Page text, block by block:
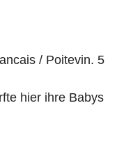
/ Poitevin. 5
hier ihre Babys